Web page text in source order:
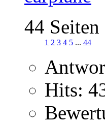
44 Seiten
1 2 3 4 5 ... 44
Hits: